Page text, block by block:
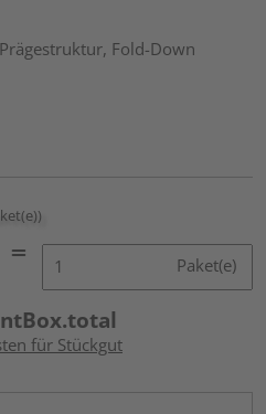
Fold-Down
Paket(e)
für Stückgut